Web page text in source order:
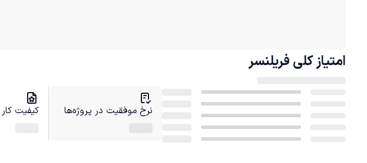
امتیاز کلی فریلنسر
نرخ موفقیت در پروژه‌ها کیفیت کار